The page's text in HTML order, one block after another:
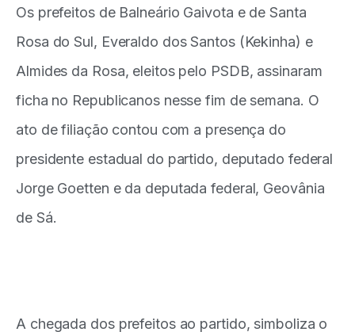
Os prefeitos de Balneário Gaivota e de Santa
Rosa do Sul, Everaldo dos Santos (Kekinha) e
Almides da Rosa, eleitos pelo PSDB, assinaram
ficha no Republicanos nesse fim de semana. O
ato de filiação contou com a presença do
presidente estadual do partido, deputado federal
Jorge Goetten e da deputada federal, Geovânia
de Sá.
A chegada dos prefeitos ao partido, simboliza o